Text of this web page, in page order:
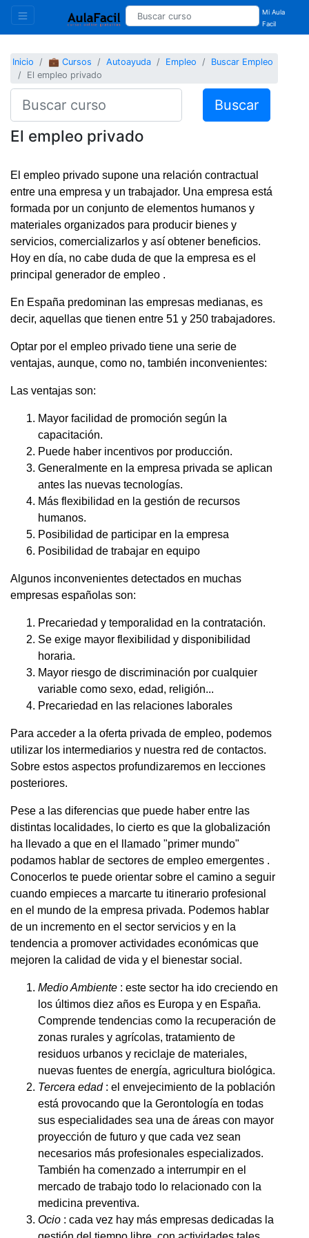
Mi Aula
Facil
Inicio 💼 Cursos Autoayuda Empleo
Buscar Empleo
El empleo privado
Buscar
El empleo privado
El empleo privado supone una relación contractual
entre una empresa y un trabajador. Una empresa está
formada por un conjunto de elementos humanos y
materiales organizados para producir bienes y
servicios, comercializarlos y así obtener beneficios.
Hoy en día, no cabe duda de que la empresa es el
principal generador de empleo .
En España predominan las empresas medianas, es
decir, aquellas que tienen entre 51 y 250 trabajadores.
Optar por el empleo privado tiene una serie de
ventajas, aunque, como no, también inconvenientes:
Las ventajas son:
Mayor facilidad de promoción según la
capacitación.
Puede haber incentivos por producción.
Generalmente en la empresa privada se aplican
antes las nuevas tecnologías.
Más flexibilidad en la gestión de recursos
humanos.
Posibilidad de participar en la empresa
Posibilidad de trabajar en equipo
Algunos inconvenientes detectados en muchas
empresas españolas son:
Precariedad y temporalidad en la contratación.
Se exige mayor flexibilidad y disponibilidad
horaria.
Mayor riesgo de discriminación por cualquier
variable como sexo, edad, religión...
Precariedad en las relaciones laborales
Para acceder a la oferta privada de empleo, podemos
utilizar los intermediarios y nuestra red de contactos.
Sobre estos aspectos profundizaremos en lecciones
posteriores.
Pese a las diferencias que puede haber entre las
distintas localidades, lo cierto es que la globalización
ha llevado a que en el llamado "primer mundo"
podamos hablar de sectores de empleo emergentes .
Conocerlos te puede orientar sobre el camino a seguir
cuando empieces a marcarte tu itinerario profesional
en el mundo de la empresa privada. Podemos hablar
de un incremento en el sector servicios y en la
tendencia a promover actividades económicas que
mejoren la calidad de vida y el bienestar social.
Medio Ambiente : este sector ha ido creciendo en
los últimos diez años es Europa y en España.
Comprende tendencias como la recuperación de
zonas rurales y agrícolas, tratamiento de
residuos urbanos y reciclaje de materiales,
nuevas fuentes de energía, agricultura biológica.
Tercera edad : el envejecimiento de la población
está provocando que la Gerontología en todas
sus especialidades sea una de áreas con mayor
proyección de futuro y que cada vez sean
necesarios más profesionales especializados.
También ha comenzado a interrumpir en el
mercado de trabajo todo lo relacionado con la
medicina preventiva.
Ocio : cada vez hay más empresas dedicadas la